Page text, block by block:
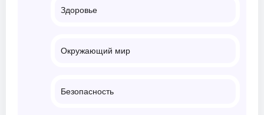
Здоровье
Окружающий мир
Безопасность